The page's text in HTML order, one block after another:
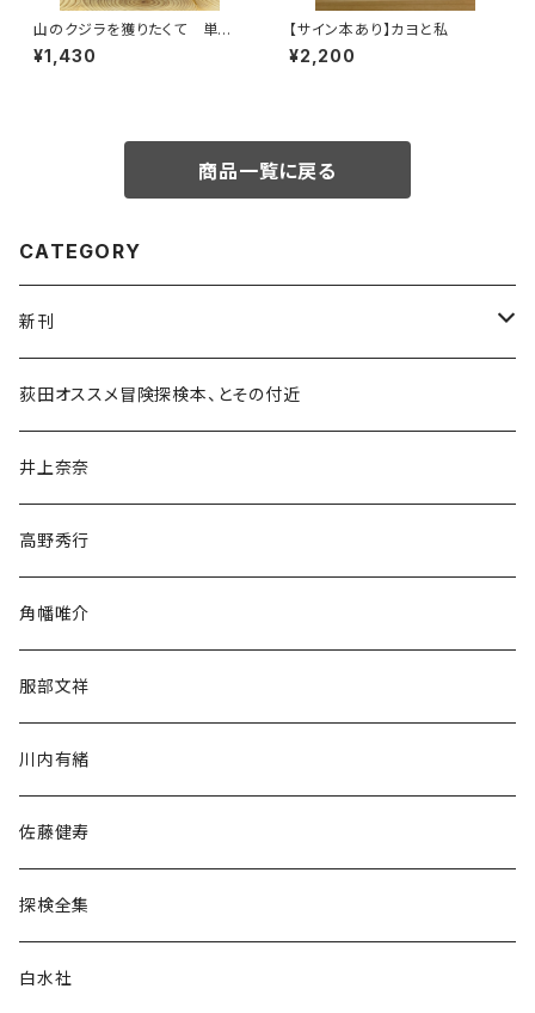
山のクジラを獲りたくて 単独
忍び猟記（文庫版）
¥1,430
【サイン本あり】カヨと私
¥2,200
商品一覧に戻る
CATEGORY
新刊
和書
文学・小説・物語
随筆・ノンフィクション・その他
民族・風習
言語・ことば
荻田オススメ冒険探検本、とその付近
井上奈奈
高野秀行
角幡唯介
服部文祥
川内有緒
佐藤健寿
探検全集
白水社